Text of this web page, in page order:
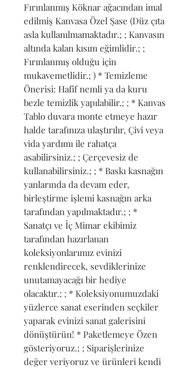
Fırınlanmış Köknar ağacından imal
edilmiş Kanvasa Özel Şase (Düz çıta
asla kullanılmamaktadır.; ; Kanvasın
altında kalan kısım eğimlidir.; ;
Fırınlanmış olduğu için
mukavemetlidir.; ) * Temizleme
Önerisi: Hafif nemli ya da kuru
bezle temizlik yapılabilir.; ; * Kanvas
Tablo duvara monte etmeye hazır
halde tarafınıza ulaştırılır, Çivi veya
vida yardımı ile rahatça
asabilirsiniz.; ; Çerçevesiz de
kullanabilirsiniz.; ; * Baskı kasnağın
yanlarında da devam eder,
birleştirme işlemi kasnağın arka
tarafından yapılmaktadır.; ; *
Sanatçı ve İç Mimar ekibimiz
tarafından hazırlanan
koleksiyonlarımız evinizi
renklendirecek, sevdiklerinize
unutamayacağı bir hediye
olacaktır.; ; * Koleksiyonumuzdaki
yüzlerce sanat eserinden seçkiler
yaparak evinizi sanat galerisini
dönüştürün! * Paketlemeye Özen
gösteriyoruz.; ; Siparişlerinize
değer veriyoruz ve ürünleri kendi